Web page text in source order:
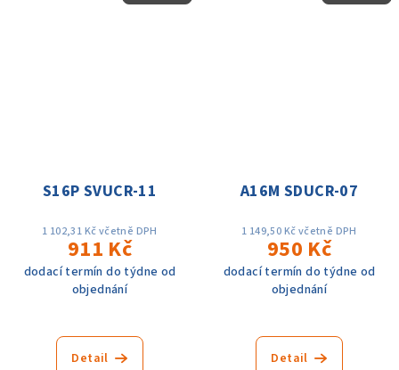
S16P SVUCR-11
1 102,31 Kč včetně DPH
911 Kč
dodací termín do týdne od
objednání
Detail
A16M SDUCR-07
1 149,50 Kč včetně DPH
950 Kč
dodací termín do týdne od
objednání
Detail